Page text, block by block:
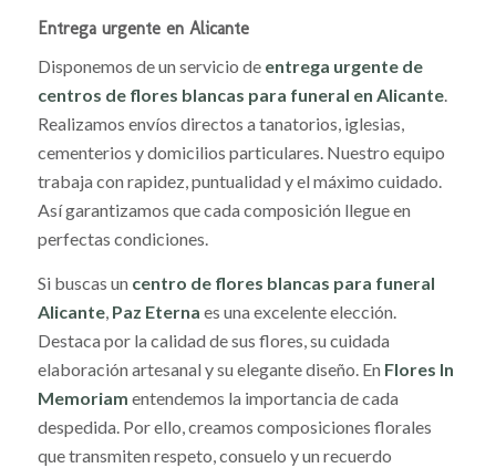
Entrega urgente en Alicante
Disponemos de un servicio de entrega urgente de
centros de flores blancas para funeral en Alicante.
Realizamos envíos directos a tanatorios, iglesias,
cementerios y domicilios particulares. Nuestro equipo
trabaja con rapidez, puntualidad y el máximo cuidado.
Así garantizamos que cada composición llegue en
perfectas condiciones.
Si buscas un centro de flores blancas para funeral
Alicante, Paz Eterna es una excelente elección.
Destaca por la calidad de sus flores, su cuidada
elaboración artesanal y su elegante diseño. En Flores In
Memoriam entendemos la importancia de cada
despedida. Por ello, creamos composiciones florales
que transmiten respeto, consuelo y un recuerdo